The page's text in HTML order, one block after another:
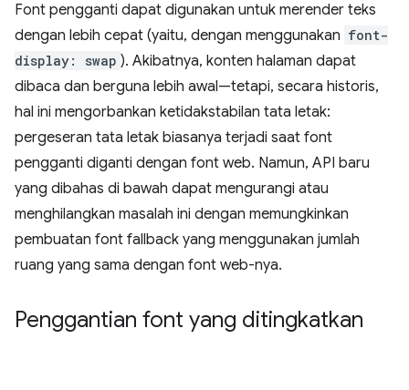
Font pengganti dapat digunakan untuk merender teks
dengan lebih cepat (yaitu, dengan menggunakan font-
display: swap ). Akibatnya, konten halaman dapat
dibaca dan berguna lebih awal—tetapi, secara historis,
hal ini mengorbankan ketidakstabilan tata letak:
pergeseran tata letak biasanya terjadi saat font
pengganti diganti dengan font web. Namun, API baru
yang dibahas di bawah dapat mengurangi atau
menghilangkan masalah ini dengan memungkinkan
pembuatan font fallback yang menggunakan jumlah
ruang yang sama dengan font web-nya.
Penggantian font yang ditingkatkan